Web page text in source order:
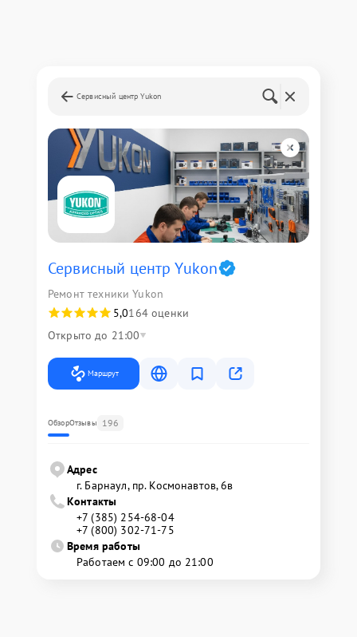
Сервисный центр Yukon
Сервисный центр Yukon
Ремонт техники Yukon
5,0164 оценки
Открыто до 21:00
Маршрут
ОбзорОтзывы 196
Адрес
г. Барнаул, ​пр. Космонавтов, 6в
Контакты
+7 (385) 254-68-04
+7 (800) 302-71-75
Время работы
Работаем с 09:00 до 21:00